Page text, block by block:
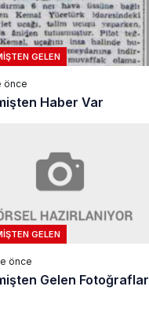
GELEN
önce
Haber Var
GELEN
önce
Gelen Fotoğraflar